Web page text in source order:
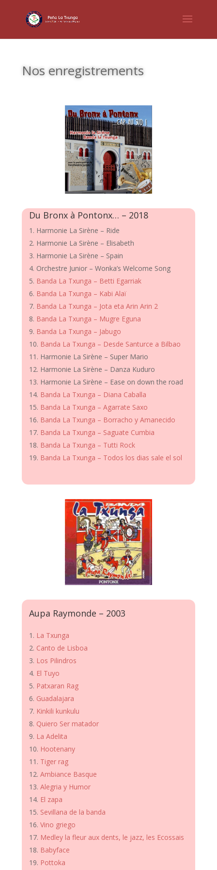
Nos enregistrements
Du Bronx à Pontonx… – 2018
Harmonie La Sirène – Ride
Harmonie La Sirène – Elisabeth
Harmonie La Sirène – Spain
Orchestre Junior – Wonka’s Welcome Song
Banda La Txunga – Betti Egarriak
Banda La Txunga – Kabi Alaï
Banda La Txunga – Jota eta Arin Arin 2
Banda La Txunga – Mugre Eguna
Banda La Txunga – Jabugo
Banda La Txunga – Desde Santurce a Bilbao
Harmonie La Sirène – Super Mario
Harmonie La Sirène – Danza Kuduro
Harmonie La Sirène – Ease on down the road
Banda La Txunga – Diana Caballa
Banda La Txunga – Agarrate Saxo
Banda La Txunga – Borracho y Amanecido
Banda La Txunga – Saguate Cumbia
Banda La Txunga – Tutti Rock
Banda La Txunga – Todos los dias sale el sol
Aupa Raymonde – 2003
La Txunga
Canto de Lisboa
Los Pilindros
El Tuyo
Patxaran Rag
Guadalajara
Kinkili kunkulu
Quiero Ser matador
La Adelita
Hootenany
Tiger rag
Ambiance Basque
Alegria y Humor
El zapa
Sevillana de la banda
Vino griego
Medley la fleur aux dents, le jazz, les Ecossais
Babyface
Pottoka